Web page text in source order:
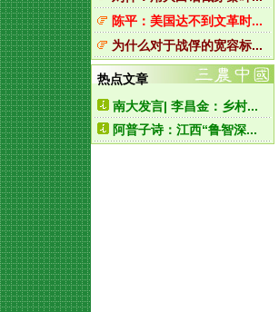
陈平：美国达不到文革时...
为什么对于战俘的宽容标...
热点文章
南大发言| 李昌金：乡村...
阿普子诗：江西“鲁智深...